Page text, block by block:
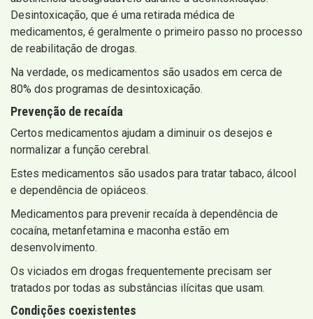
Desintoxicação, que é uma retirada médica de
medicamentos, é geralmente o primeiro passo no processo
de reabilitação de drogas.
Na verdade, os medicamentos são usados ​​em cerca de
80% dos programas de desintoxicação.
Prevenção de recaída
Certos medicamentos ajudam a diminuir os desejos e
normalizar a função cerebral.
Estes medicamentos são usados ​​para tratar tabaco, álcool
e dependência de opiáceos.
Medicamentos para prevenir recaída à dependência de
cocaína, metanfetamina e maconha estão em
desenvolvimento.
Os viciados em drogas frequentemente precisam ser
tratados por todas as substâncias ilícitas que usam.
Condições coexistentes